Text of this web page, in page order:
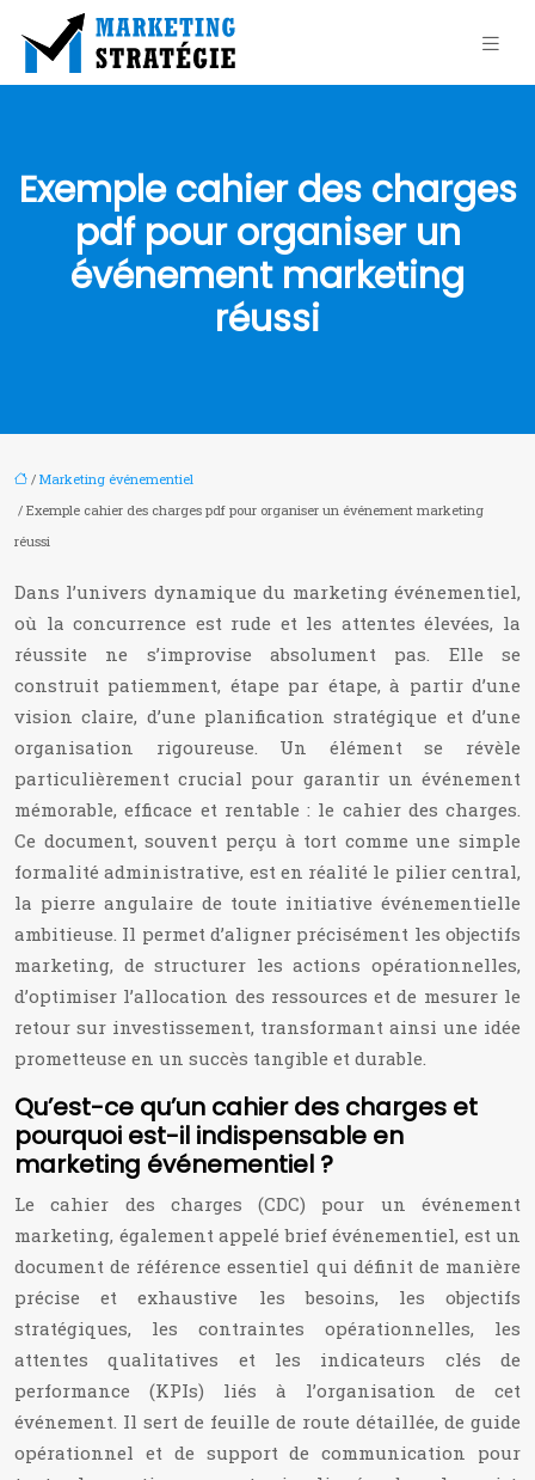
Exemple cahier des charges
pdf pour organiser un
événement marketing
réussi
/ Marketing événementiel
/ Exemple cahier des charges pdf pour organiser un événement marketing
réussi
Dans l’univers dynamique du marketing événementiel,
où la concurrence est rude et les attentes élevées, la
réussite ne s’improvise absolument pas. Elle se
construit patiemment, étape par étape, à partir d’une
vision claire, d’une planification stratégique et d’une
organisation rigoureuse. Un élément se révèle
particulièrement crucial pour garantir un événement
mémorable, efficace et rentable : le cahier des charges.
Ce document, souvent perçu à tort comme une simple
formalité administrative, est en réalité le pilier central,
la pierre angulaire de toute initiative événementielle
ambitieuse. Il permet d’aligner précisément les objectifs
marketing, de structurer les actions opérationnelles,
d’optimiser l’allocation des ressources et de mesurer le
retour sur investissement, transformant ainsi une idée
prometteuse en un succès tangible et durable.
Qu’est-ce qu’un cahier des charges et
pourquoi est-il indispensable en
marketing événementiel ?
Le cahier des charges (CDC) pour un événement
marketing, également appelé brief événementiel, est un
document de référence essentiel qui définit de manière
précise et exhaustive les besoins, les objectifs
stratégiques, les contraintes opérationnelles, les
attentes qualitatives et les indicateurs clés de
performance (KPIs) liés à l’organisation de cet
événement. Il sert de feuille de route détaillée, de guide
opérationnel et de support de communication pour